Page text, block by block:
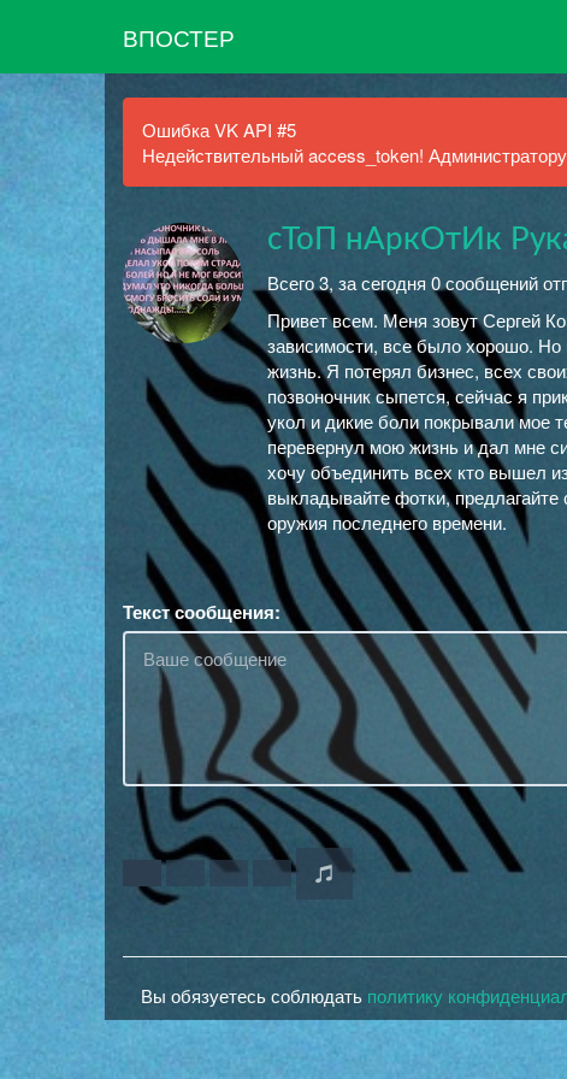
ВПОСТЕР
Ошибка VK API #5
Недействительный access_token!
сТоП нАркОтИк
Всего 3, за сегодня 0 сообщений
Привет всем. Меня зовут Сергей
зависимости, все было хорошо. Но
жизнь. Я потерял бизнес, всех
позвоночник сыпется, сейчас я
укол и дикие боли покрывали мое
перевернул мою жизнь и дал мне
хочу объединить всех кто вышел
выкладывайте фотки, предлагайте
оружия последнего времени.
Текст сообщения:
Вы обязуетесь соблюдать политику